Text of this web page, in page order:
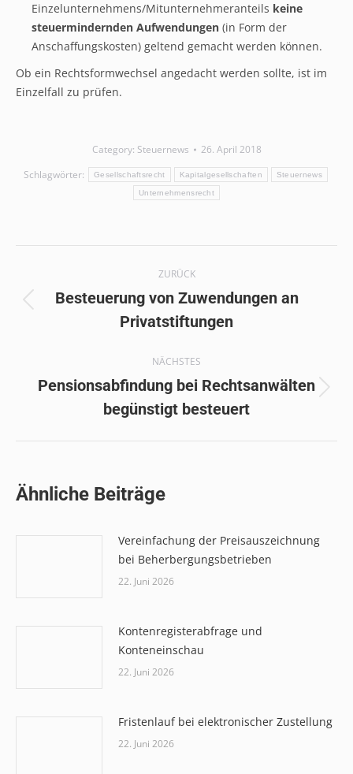
Einzelunternehmens/Mitunternehmeranteils keine
steuermindernden Aufwendungen (in Form der
Anschaffungskosten) geltend gemacht werden können.
Ob ein Rechtsformwechsel angedacht werden sollte, ist im
Einzelfall zu prüfen.
Category: Steuernews
26. April 2018
Schlagwörter:
Gesellschaftsrecht Kapitalgesellschaften Steuernews
Unternehmensrecht
Kommentarnavigation
ZURÜCK
Vorheriger
Beitrag:
Besteuerung von Zuwendungen an
Privatstiftungen
NÄCHSTES
Nächster
Beitrag:
Pensionsabfindung bei Rechtsanwälten
begünstigt besteuert
Ähnliche Beiträge
Vereinfachung der Preisauszeichnung
bei Beherbergungsbetrieben
22. Juni 2026
Kontenregisterabfrage und
Konteneinschau
22. Juni 2026
Fristenlauf bei elektronischer Zustellung
22. Juni 2026